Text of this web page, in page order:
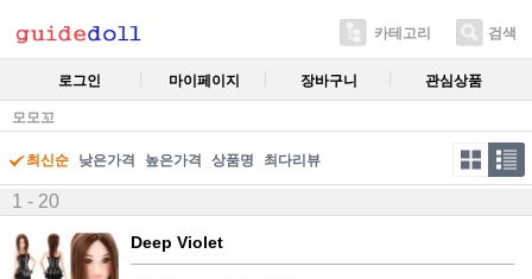
카테고리 검색
로그인 마이페이지 장바구니 관심상품
모모꼬
최신순 낮은가격 높은가격 상품명 최다리뷰
1 - 20
Deep Violet